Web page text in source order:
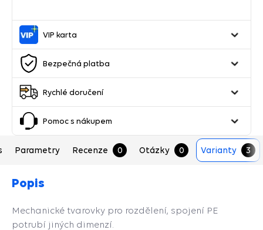
VIP karta
Bezpečná platba
Rychlé doručení
Pomoc s nákupem
Parametry Recenze 0 Otázky 0 Varianty 3
Popis
Mechanické tvarovky pro rozdělení, spojení PE
potrubí jiných dimenzí.